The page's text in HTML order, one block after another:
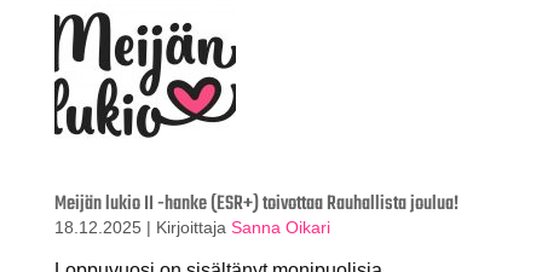
Meijän lukio II -hanke (ESR+) toivottaa Rauhallista joulua!
18.12.2025 | Kirjoittaja Sanna Oikari